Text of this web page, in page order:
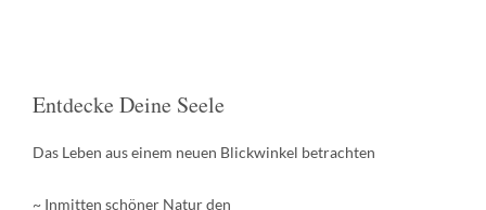
Entdecke Deine Seele
Das Leben aus einem neuen Blickwinkel betrachten
~ Inmitten schöner Natur den